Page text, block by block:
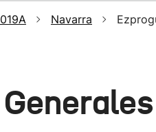
Navarra